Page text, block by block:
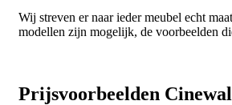
Wij streven er naar ieder meubel echt
modellen zijn mogelijk, de voorbeelden
Prijsvoorbeelden